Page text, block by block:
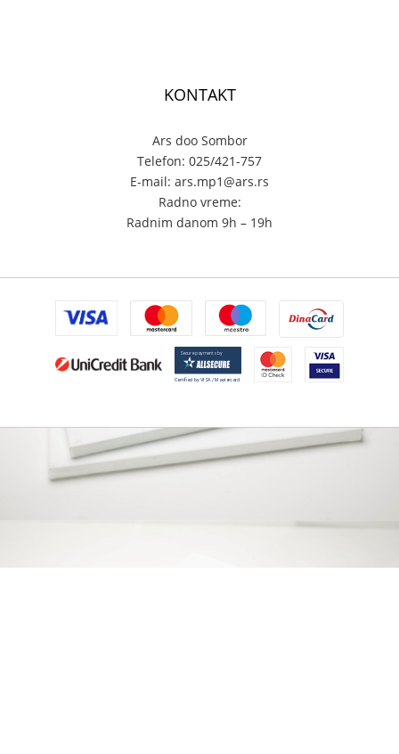
KONTAKT
Ars doo Sombor
Telefon: 025/421-757
E-mail: ars.mp1@ars.rs
Radno vreme:
Radnim danom 9h – 19h